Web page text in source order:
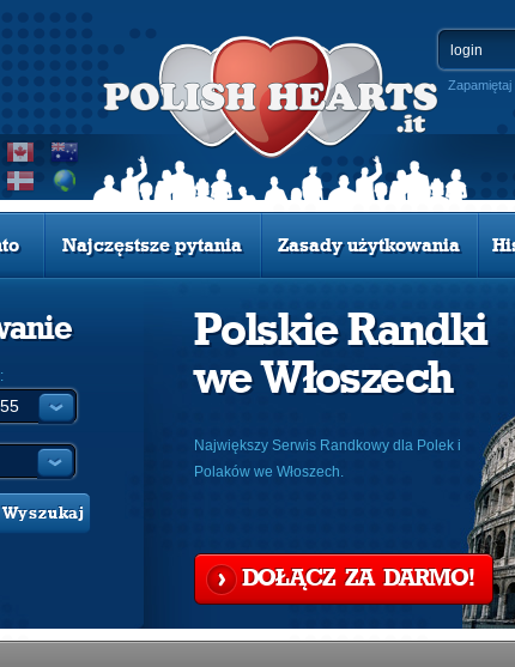
Zapamiętaj
Najczęstsze pytania Zasady użytkowania
Wyszukaj
Polskie Randki
we Włoszech
Największy Serwis Randkowy dla Polek i
Polaków we Włoszech.
DOŁĄCZ ZA DARMO!